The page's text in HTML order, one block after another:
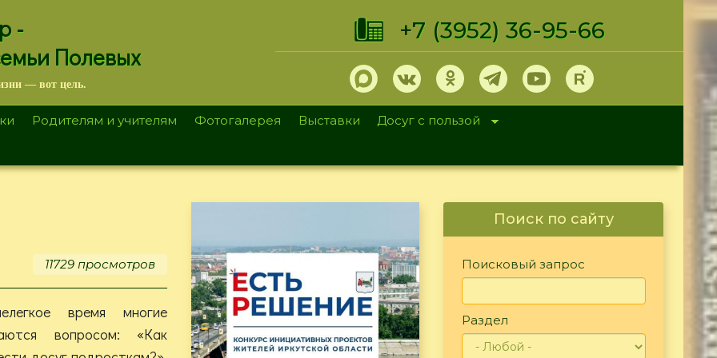
-
Полевых
— вот цель.
+7 (3952) 36-95-66
Родителям и учителям Фотогалерея Выставки Досуг с пользой
11729 просмотров
время многие
вопросом: «Как
Поиск по сайту
Поисковый запрос
Раздел